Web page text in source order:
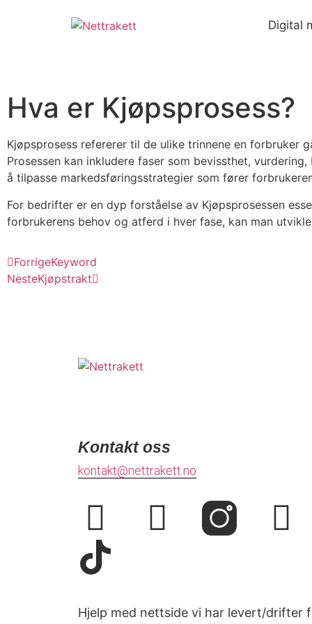
Digital
Hva er Kjøpsprosess?
Kjøpsprosess refererer til de ulike trinnene en
Prosessen kan inkludere faser som bevissthet,
å tilpasse markedsføringsstrategier som fører
For bedrifter er en dyp forståelse av Kjøpsprosessen
forbrukerens behov og atferd i hver fase, kan man
ForrigeKeyword
NesteKjøpstrakt
Kontakt oss
kontakt@nettrakett.no
Hjelp med nettside vi har levert/drifter